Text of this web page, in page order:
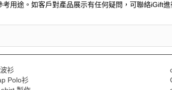
用途。如客戶對產品展示有任何疑問，可聯絡iGift
衫
Polo衫